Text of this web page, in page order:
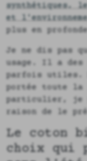
synthétiques,
et
plus en
Je ne dis pas
usage. Il a des
parfois utiles.
portée toute
particulier, je
raison de le
Le coton
choix qui